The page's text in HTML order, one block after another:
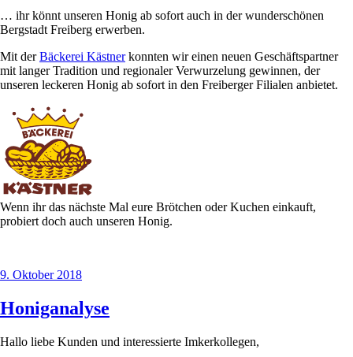
… ihr könnt unseren Honig ab sofort auch in der wunderschönen
Bergstadt Freiberg erwerben.
Mit derBäckerei Kästnerkonnten wir einen neuen Geschäftspartner
mit langer Tradition und regionaler Verwurzelung gewinnen, der
unseren leckeren Honig ab sofort in den Freiberger Filialen anbietet.
Wenn ihr das nächste Mal eure Brötchen oder Kuchen einkauft,
probiert doch auch unseren Honig.
Veröffentlicht
9. Oktober 2018
Honiganalyse
Hallo liebe Kunden und interessierte Imkerkollegen,